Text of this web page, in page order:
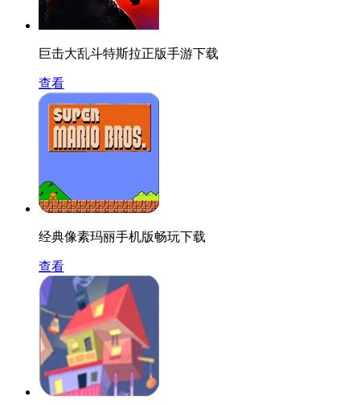
巨击大乱斗特斯拉正版手游下载
查看
经典像素玛丽手机版畅玩下载
查看